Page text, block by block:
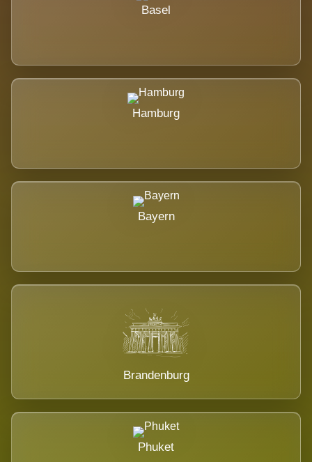
Basel
Hamburg
Bayern
Brandenburg
Phuket